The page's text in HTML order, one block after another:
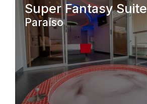
Super Fantasy Suite
Paraíso